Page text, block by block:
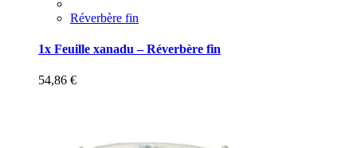
Réverbère fin
1x Feuille xanadu – Réverbère fin
54,86 €